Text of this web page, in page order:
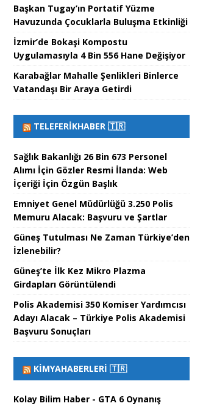
Başkan Tugay’ın Portatif Yüzme
Havuzunda Çocuklarla Buluşma Etkinliği
İzmir’de Bokaşi Kompostu
Uygulamasıyla 4 Bin 556 Hane Değişiyor
Karabağlar Mahalle Şenlikleri Binlerce
Vatandaşı Bir Araya Getirdi
TELEFERIKHABER 🇹🇷
Sağlık Bakanlığı 26 Bin 673 Personel
Alımı İçin Gözler Resmi İlanda: Web
İçeriği İçin Özgün Başlık
Emniyet Genel Müdürlüğü 3.250 Polis
Memuru Alacak: Başvuru ve Şartlar
Güneş Tutulması Ne Zaman Türkiye’den
İzlenebilir?
Güneş’te İlk Kez Mikro Plazma
Girdapları Görüntülendi
Polis Akademisi 350 Komiser Yardımcısı
Adayı Alacak – Türkiye Polis Akademisi
Başvuru Sonuçları
KIMYAHABERLERI 🇹🇷
Kolay Bilim Haber - GTA 6 Oynanış